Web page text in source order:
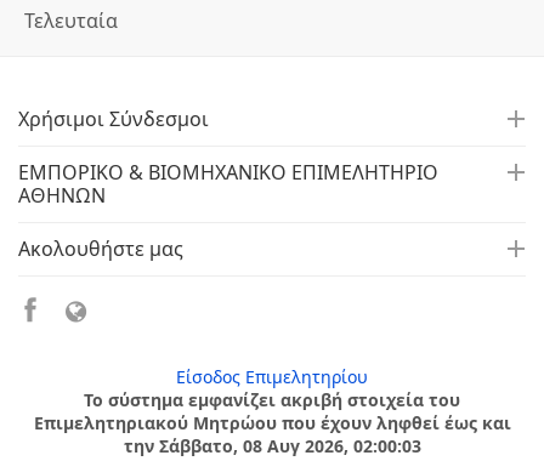
Τελευταία
Χρήσιμοι Σύνδεσμοι
ΕΜΠΟΡΙΚΟ & ΒΙΟΜΗΧΑΝΙΚΟ ΕΠΙΜΕΛΗΤΗΡΙΟ
ΑΘΗΝΩΝ
Ακολουθήστε μας
Είσοδος Επιμελητηρίου
Το σύστημα εμφανίζει ακριβή στοιχεία του
Επιμελητηριακού Μητρώου που έχουν ληφθεί έως και
την Σάββατο, 08 Αυγ 2026, 02:00:03